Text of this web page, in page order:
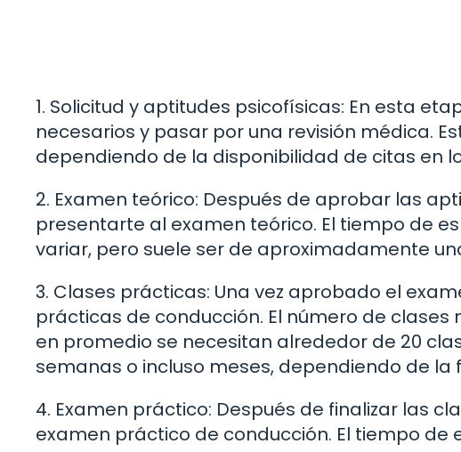
1. Solicitud y aptitudes psicofísicas: En esta
necesarios y pasar por una revisión médica.
dependiendo de la disponibilidad de citas en
2. Examen teórico: Después de aprobar las
presentarte al examen teórico. El tiempo de
variar, pero suele ser de aproximadamente
3. Clases prácticas: Una vez aprobado el
prácticas de conducción. El número de
en promedio se necesitan alrededor de 20
semanas o incluso meses, dependiendo de
4. Examen práctico: Después de finalizar las
examen práctico de conducción. El tiempo